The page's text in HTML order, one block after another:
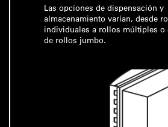
Las opciones de dispensación y
almacenamiento varían, desde
individuales a rollos múltiples o
de rollos jumbo.